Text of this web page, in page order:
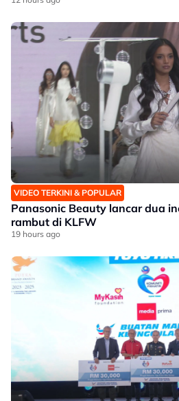
VIDEO TERKINI & POPULAR
Panasonic Beauty lancar dua
rambut di KLFW
19 hours ago